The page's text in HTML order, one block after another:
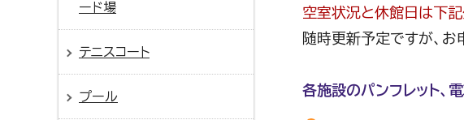
空室状況と休館日は下記
随時更新予定ですが、お
各施設のパンフレット、
ード場
テニスコート
プール